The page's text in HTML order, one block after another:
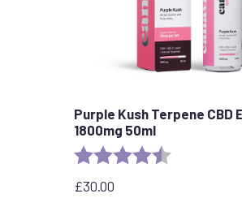
Purple Kush Terpene CBD
1800mg 50ml
Evaluation : 4,6 sur 5
£30.00